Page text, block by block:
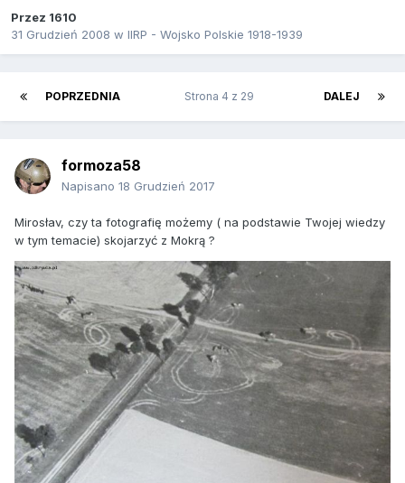
Przez 1610
31 Grudzień 2008 w IIRP - Wojsko Polskie 1918-1939
POPRZEDNIA DALEJ
Strona 4 z 29
formoza58
Napisano 18 Grudzień 2017
Mirosłav, czy ta fotografię możemy ( na podstawie Twojej wiedzy
w tym temacie) skojarzyć z Mokrą ?